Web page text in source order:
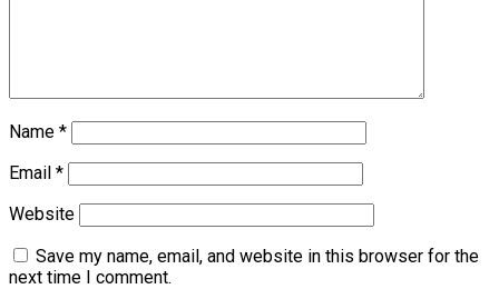
Name *
Email *
Website
Save my name, email, and website in this browser for the
next time I comment.